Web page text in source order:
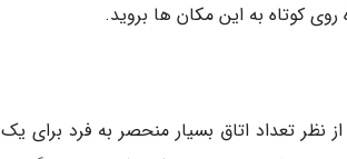
کوتاه به این مکان ها بروید.
تعداد اتاق بسیار منحصر به فرد برای یک